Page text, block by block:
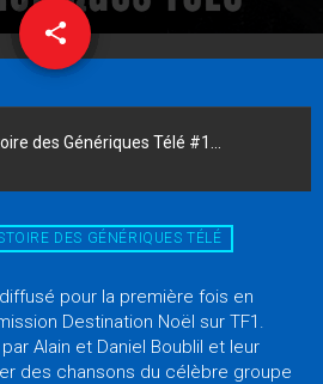
share
email
Génériques Télé #172 - Abbacadabra
DES GÉNÉRIQUES TÉLÉ
pour la première fois en
Destination Noël sur TF1.
Alain et Daniel Boublil et leur
des chansons du célèbre groupe